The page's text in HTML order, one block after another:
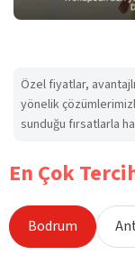
Özel fiyatlar,
yönelik
sunduğu fırsatlarla
En Çok
Bodrum